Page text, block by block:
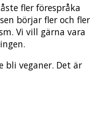
fler förespråka
börjar fler och fler
Vi vill gärna vara
bli veganer. Det är